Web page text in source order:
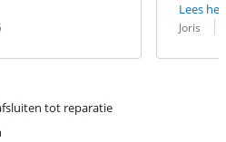
Lees
Joris
Datum:
tot reparatie